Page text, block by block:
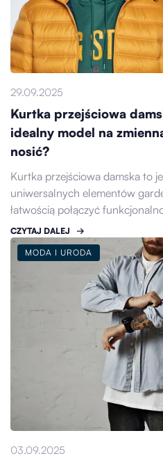
29.09.2025
Kurtka przejściowa
idealny model na
nosić?
Kurtka przejściowa damska to
uniwersalnych elementów
łatwością połączyć
CZYTAJ DALEJ
MODA I URODA
03.09.2025